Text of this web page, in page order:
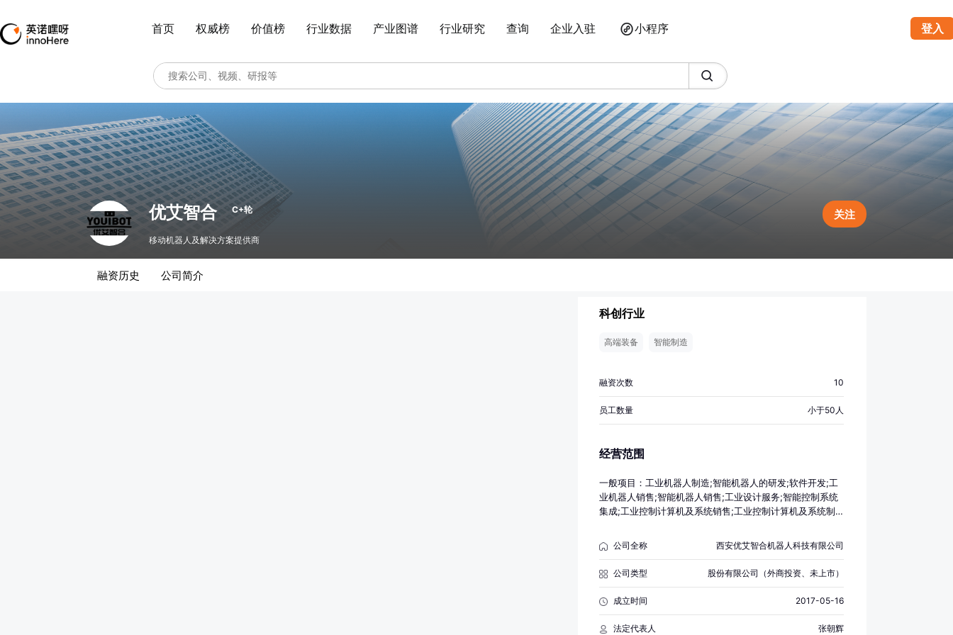
首页 权威榜 价值榜 行业数据 产业图谱 行业研究 查询 企业入驻 小程序 登入
优艾智合 C+轮
移动机器人及解决方案提供商
关注
融资历史 公司简介
科创行业
高端装备 智能制造
融资次数 10
员工数量 小于50人
经营范围
一般项目：工业机器人制造;智能机器人的研发;软件开发;工
业机器人销售;智能机器人销售;工业设计服务;智能控制系统
集成;工业控制计算机及系统销售;工业控制计算机及系统制
息系统运行维护服务;软件销售;智能物料搬运装备销售;智能
基础制造装备销售;计算器设备销售;技术服务、技术开发、
技术咨询、技术交流、技术转让、技术推广;会议及展览服
务;市场营销策划;信息技术咨询服务（除许可业务外，可自
主依法经营法律法规非禁止或限制的项目）
公司全称 西安优艾智合机器人科技有限公司
公司类型 股份有限公司（外商投资、未上市）
成立时间 2017-05-16
法定代表人 张朝辉